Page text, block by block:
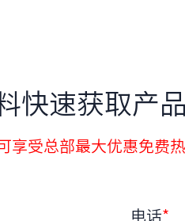
快速获取产
享受总部最大优惠免费
电话*